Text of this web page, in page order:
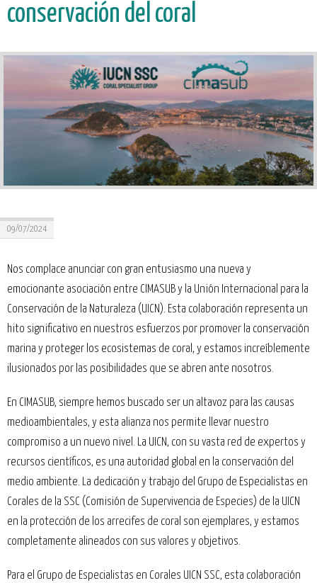
conservación del coral
09/07/2024
Nos complace anunciar con gran entusiasmo una nueva y
emocionante asociación entre CIMASUB y la Unión Internacional para la
Conservación de la Naturaleza (UICN). Esta colaboración representa un
hito significativo en nuestros esfuerzos por promover la conservación
marina y proteger los ecosistemas de coral, y estamos increíblemente
ilusionados por las posibilidades que se abren ante nosotros.
En CIMASUB, siempre hemos buscado ser un altavoz para las causas
medioambientales, y esta alianza nos permite llevar nuestro
compromiso a un nuevo nivel. La UICN, con su vasta red de expertos y
recursos científicos, es una autoridad global en la conservación del
medio ambiente. La dedicación y trabajo del Grupo de Especialistas en
Corales de la SSC (Comisión de Supervivencia de Especies) de la UICN
en la protección de los arrecifes de coral son ejemplares, y estamos
completamente alineados con sus valores y objetivos.
Para el Grupo de Especialistas en Corales UICN SSC, esta colaboración